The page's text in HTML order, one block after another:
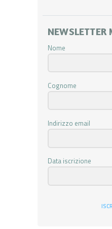
Nome
Cognome
Indirizzo email
Data iscrizione